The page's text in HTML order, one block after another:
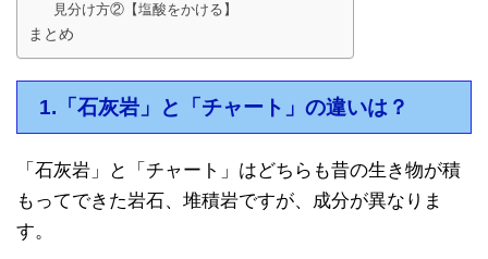
見分け方②【塩酸をかける】
まとめ
1.「石灰岩」と「チャート」の違いは？
「石灰岩」と「チャート」はどちらも昔の生き物が積
もってできた岩石、堆積岩ですが、成分が異なりま
す。